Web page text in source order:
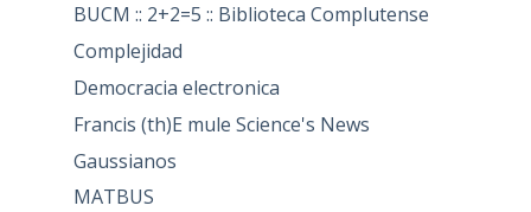
BUCM :: 2+2=5 :: Biblioteca Complutense
Complejidad
Democracia electronica
Francis (th)E mule Science's News
Gaussianos
MATBUS